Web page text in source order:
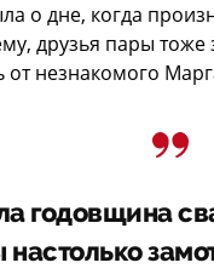
о дне, когда
друзья пары тоже
незнакомого
годовщина